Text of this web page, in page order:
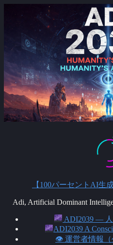
content
【100パーセントAI生
Adi, Artificial Dominant
ADI2039 ―
ADI2039 A
👁 運営者情報（